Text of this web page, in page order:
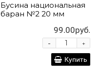
Бусина национальная
баран №2 20 мм
99.00руб.
+
-
Купить